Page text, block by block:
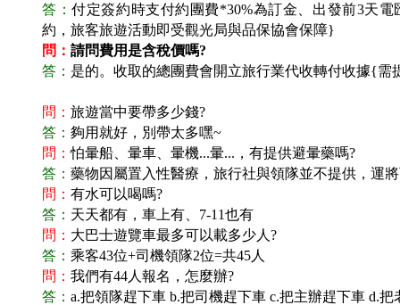
答：付定簽約時支付約團費*30%為訂金、出發前3天電
約，旅客旅遊活動即受觀光局與品保協會保障}
問： 請問費用是含稅價嗎?
答： 是的。收取的總團費會開立旅行業代收轉付收據{
問： 旅遊當中要帶多少錢?
答： 夠用就好，別帶太多嘿~
問：怕暈船、暈車、暈機...暈...，有提供避暈藥嗎?
答： 藥物因屬置入性醫療，旅行社與領隊並不提供，運
問： 有水可以喝嗎?
答： 天天都有，車上有、7-11也有
問： 大巴士遊覽車最多可以載多少人?
答： 乘客43位+司機領隊2位=共45人
問： 我們有44人報名，怎麼辦?
答： a.把領隊趕下車 b.把司機趕下車 c.把主辦趕下車 d.